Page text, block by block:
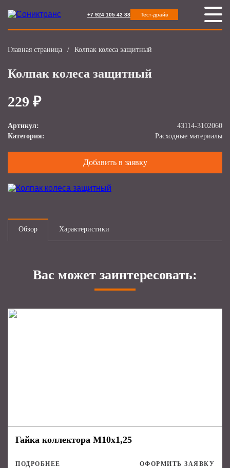
+7 924 105 42 88 Тест-драйв
Главная страница / Колпак колеса защитный
Колпак колеса защитный
229 ₽
Артикул:
43114-3102060
Категория:
Расходные материалы
Добавить в заявку
Обзор Характеристики
Вас может заинтересовать:
Гайка коллектора М10х1,25
ПОДРОБНЕЕ ОФОРМИТЬ ЗАЯВКУ